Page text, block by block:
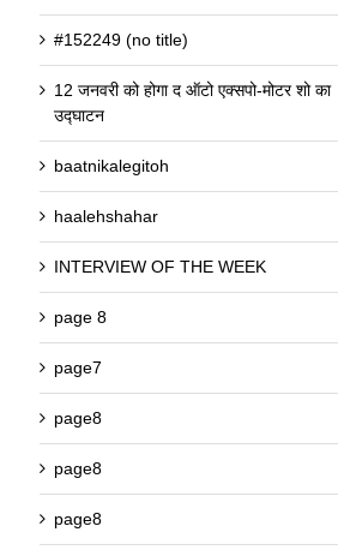
#152249 (no title)
12 जनवरी को होगा द ऑटो एक्सपो-मोटर शो का
उद्घाटन
baatnikalegitoh
haalehshahar
INTERVIEW OF THE WEEK
page 8
page7
page8
page8
page8